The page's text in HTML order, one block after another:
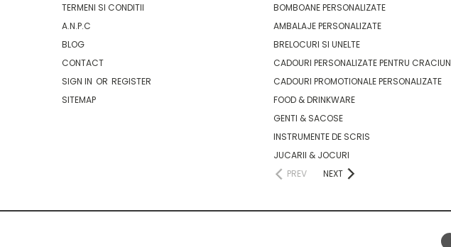
TERMENI SI CONDITII
A.N.P.C
BLOG
CONTACT
SIGN IN OR REGISTER
SITEMAP
BOMBOANE PERSONALIZATE
AMBALAJE PERSONALIZATE
BRELOCURI SI UNELTE
CADOURI PERSONALIZATE PENTRU CRACIUN
CADOURI PROMOTIONALE PERSONALIZATE
FOOD & DRINKWARE
GENTI & SACOSE
INSTRUMENTE DE SCRIS
JUCARII & JOCURI
PREV
NEXT